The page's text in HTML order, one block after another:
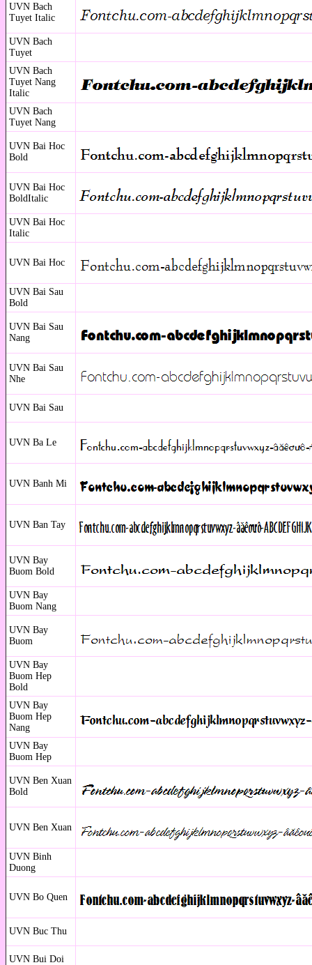
UVN Bach
Tuyet Italic
UVN Bach
Tuyet
UVN Bach
Tuyet Nang
Italic
UVN Bach
Tuyet Nang
UVN Bai Hoc
Bold
UVN Bai Hoc
BoldItalic
UVN Bai Hoc
Italic
UVN Bai Hoc
UVN Bai Sau
Bold
UVN Bai Sau
Nang
UVN Bai Sau
Nhe
UVN Bai Sau
UVN Ba Le
UVN Banh Mi
UVN Ban Tay
UVN Bay
Buom Bold
UVN Bay
Buom Nang
UVN Bay
Buom
UVN Bay
Buom Hep
Bold
UVN Bay
Buom Hep
Nang
UVN Bay
Buom Hep
UVN Ben Xuan
Bold
UVN Ben Xuan
UVN Binh
Duong
UVN Bo Quen
UVN Buc Thu
UVN Bui Doi